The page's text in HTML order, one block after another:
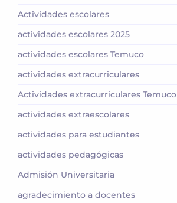
Actividades escolares
actividades escolares 2025
actividades escolares Temuco
actividades extracurriculares
Actividades extracurriculares Temuco
actividades extraescolares
actividades para estudiantes
actividades pedagógicas
Admisión Universitaria
agradecimiento a docentes